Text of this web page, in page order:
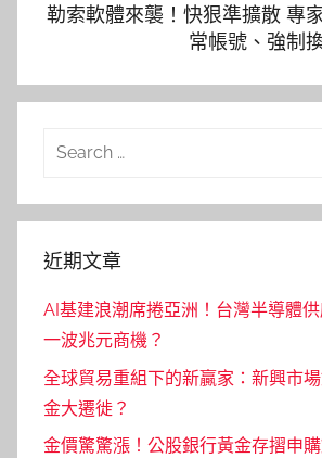
勒索軟體來襲！快狠準擴散 專
常帳號、強制
Search
近期文章
AI基建浪潮席捲亞洲！台灣半導體
一波兆元商機？
全球貿易重組下的新贏家：新興市
金大遷徙？
金價驚驚漲！公股銀行黃金存摺申